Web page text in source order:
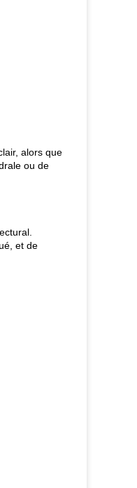
alors que
ou de
et de